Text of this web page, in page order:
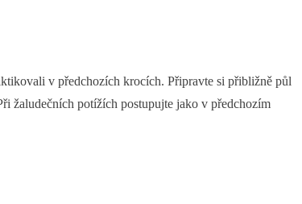
v předchozích krocích. Připravte si přibližně půl
žaludečních potížích postupujte jako v předchozím